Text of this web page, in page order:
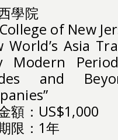
學院
of New
World’s Asia
Modern
and
額：US$1,000
限：1年